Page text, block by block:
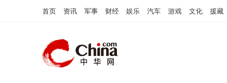
首页 资讯 军事 财经 娱乐 汽车 游戏 文化 援藏